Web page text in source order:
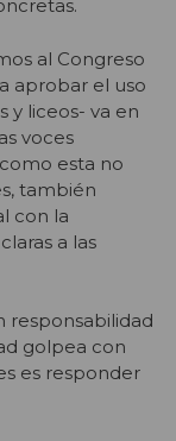
al Congreso
aprobar el uso
y liceos- va en
voces
esta no
también
con la
a las
responsabilidad
golpea con
es responder